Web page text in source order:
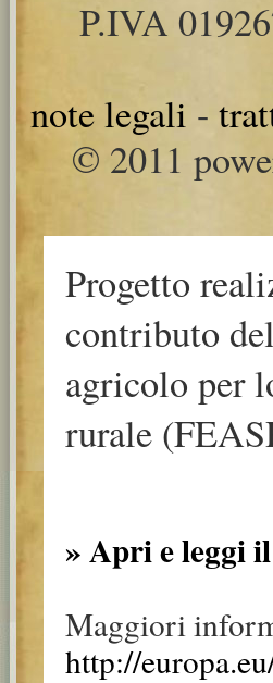
P.IVA
note legali -
© 2011
Progetto
contributo
agricolo per
rurale
» Apri e leggi
Maggiori
http://